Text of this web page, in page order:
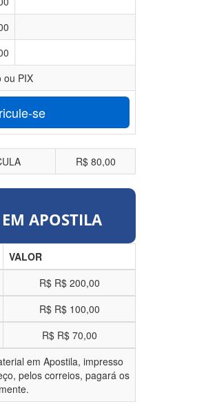
ou PIX
se
R$ 80,00
APOSTILA
VALOR
R$ R$ 200,00
R$ R$ 100,00
R$ R$ 70,00
em Apostila, impresso
pelos correios, pagará os